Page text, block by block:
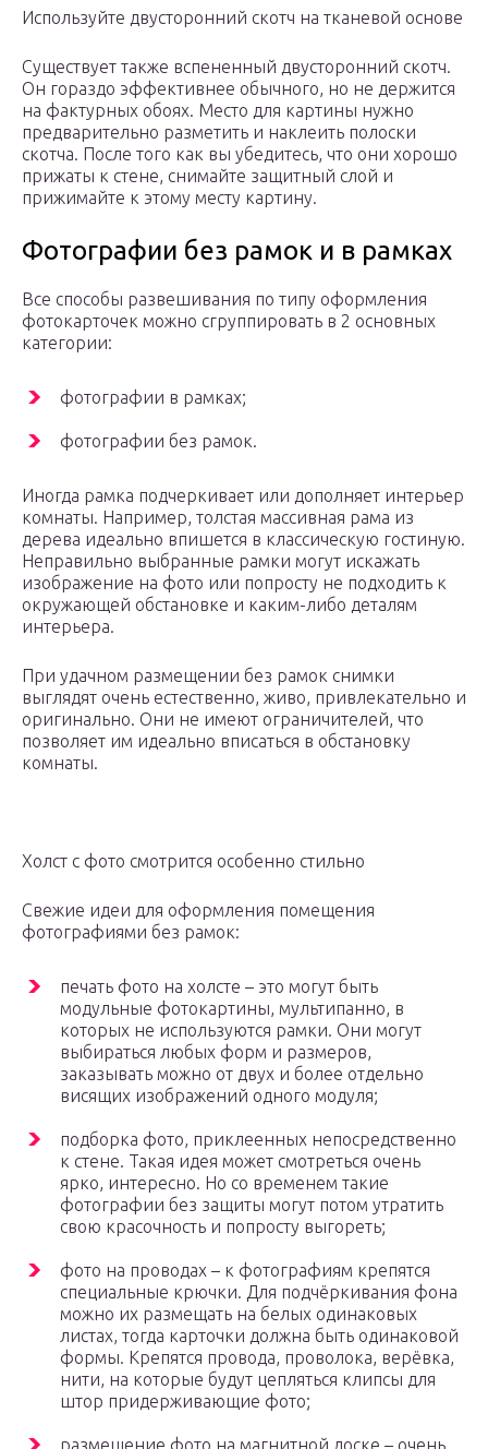
Используйте двусторонний скотч на тканевой основе
Существует также вспененный двусторонний скотч.
Он гораздо эффективнее обычного, но не держится
на фактурных обоях. Место для картины нужно
предварительно разметить и наклеить полоски
скотча. После того как вы убедитесь, что они хорошо
прижаты к стене, снимайте защитный слой и
прижимайте к этому месту картину.
Фотографии без рамок и в рамках
Все способы развешивания по типу оформления
фотокарточек можно сгруппировать в 2 основных
категории:
фотографии в рамках;
фотографии без рамок.
Иногда рамка подчеркивает или дополняет интерьер
комнаты. Например, толстая массивная рама из
дерева идеально впишется в классическую гостиную.
Неправильно выбранные рамки могут искажать
изображение на фото или попросту не подходить к
окружающей обстановке и каким-либо деталям
интерьера.
При удачном размещении без рамок снимки
выглядят очень естественно, живо, привлекательно и
оригинально. Они не имеют ограничителей, что
позволяет им идеально вписаться в обстановку
комнаты.
Холст с фото смотрится особенно стильно
Свежие идеи для оформления помещения
фотографиями без рамок:
печать фото на холсте – это могут быть
модульные фотокартины, мультипанно, в
которых не используются рамки. Они могут
выбираться любых форм и размеров,
заказывать можно от двух и более отдельно
висящих изображений одного модуля;
подборка фото, приклеенных непосредственно
к стене. Такая идея может смотреться очень
ярко, интересно. Но со временем такие
фотографии без защиты могут потом утратить
свою красочность и попросту выгореть;
фото на проводах – к фотографиям крепятся
специальные крючки. Для подчёркивания фона
можно их размещать на белых одинаковых
листах, тогда карточки должна быть одинаковой
формы. Крепятся провода, проволока, верёвка,
нити, на которые будут цепляться клипсы для
штор придерживающие фото;
размещение фото на магнитной доске – очень